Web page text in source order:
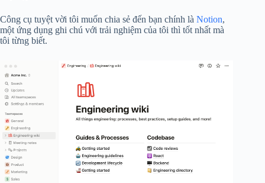
Công cụ tuyệt vời tôi muốn chia sẻ đến bạn chính là Notion,
một ứng dụng ghi chú với trải nghiệm của tôi thì tốt nhất mà
tôi từng biết.